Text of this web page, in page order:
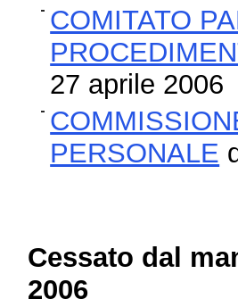
COMITATO
27 aprile 2006
PERSONALE
Cessato dal
2006